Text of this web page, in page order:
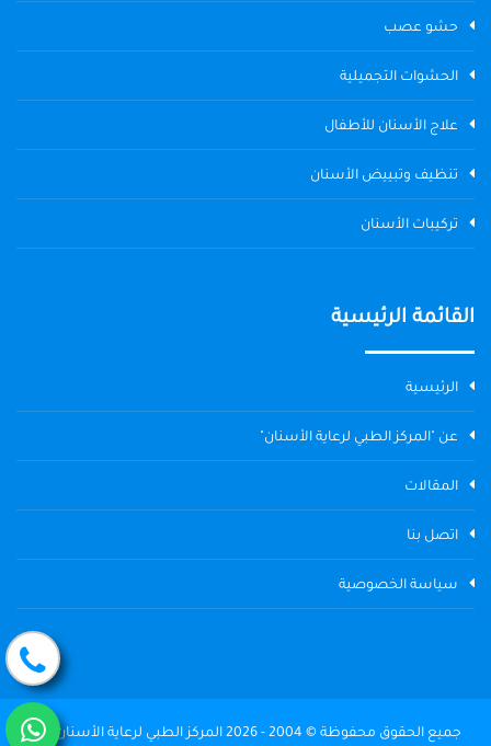
حشو عصب
الحشوات التجميلية
علاج الأسنان للأطفال
تنظيف وتبييض الأسنان
تركيبات الأسنان
القائمة الرئيسية
الرئيسية
عن "المركز الطبي لرعاية الأسنان"
المقالات
اتصل بنا
سياسة الخصوصية
جميع الحقوق محفوظة © 2004 - 2026 المركز الطبي لرعاية الأسنان The